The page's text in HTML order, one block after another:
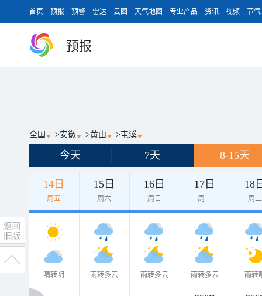
首页 预报 预警 雷达 云图 天气地图 专业产品 资讯 视频 节气
预报
全国 >安徽 >黄山 >屯溪
今天 7天 8-15天
14日
周五
15日
周六
16日
周日
17日
周一
18
周二
晴转阴 雨转多云 雨转多云 雨转多云 雨转